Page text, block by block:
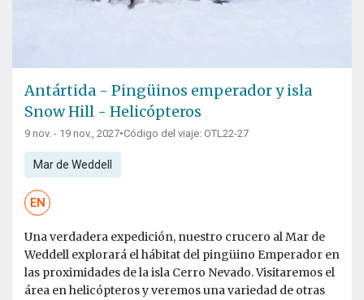
Antártida - Pingüinos emperador y isla
Snow Hill - Helicópteros
9 nov. - 19 nov., 2027•Código del viaje: OTL22-27
Mar de Weddell
EN
Una verdadera expedición, nuestro crucero al Mar de
Weddell explorará el hábitat del pingüino Emperador en
las proximidades de la isla Cerro Nevado. Visitaremos el
área en helicópteros y veremos una variedad de otras